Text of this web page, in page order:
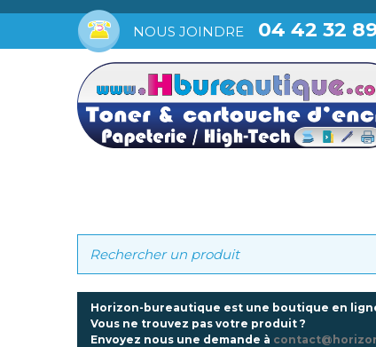
NOUS JOINDRE 04 42 32
Horizon-bureautique est une boutique en
Vous ne trouvez pas votre produit ?
Envoyez nous une demande à